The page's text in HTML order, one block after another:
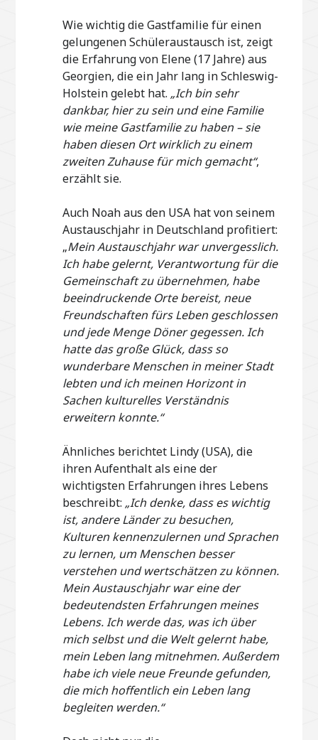
Wie wichtig die Gastfamilie für einen
gelungenen Schüleraustausch ist, zeigt
die Erfahrung von Elene (17 Jahre) aus
Georgien, die ein Jahr lang in Schleswig-
Holstein gelebt hat. „Ich bin sehr
dankbar, hier zu sein und eine Familie
wie meine Gastfamilie zu haben – sie
haben diesen Ort wirklich zu einem
zweiten Zuhause für mich gemacht“,
erzählt sie.
Auch Noah aus den USA hat von seinem
Austauschjahr in Deutschland profitiert:
„Mein Austauschjahr war unvergesslich.
Ich habe gelernt, Verantwortung für die
Gemeinschaft zu übernehmen, habe
beeindruckende Orte bereist, neue
Freundschaften fürs Leben geschlossen
und jede Menge Döner gegessen. Ich
hatte das große Glück, dass so
wunderbare Menschen in meiner Stadt
lebten und ich meinen Horizont in
Sachen kulturelles Verständnis
erweitern konnte.“
Ähnliches berichtet Lindy (USA), die
ihren Aufenthalt als eine der
wichtigsten Erfahrungen ihres Lebens
beschreibt: „Ich denke, dass es wichtig
ist, andere Länder zu besuchen,
Kulturen kennenzulernen und Sprachen
zu lernen, um Menschen besser
verstehen und wertschätzen zu können.
Mein Austauschjahr war eine der
bedeutendsten Erfahrungen meines
Lebens. Ich werde das, was ich über
mich selbst und die Welt gelernt habe,
mein Leben lang mitnehmen. Außerdem
habe ich viele neue Freunde gefunden,
die mich hoffentlich ein Leben lang
begleiten werden.“